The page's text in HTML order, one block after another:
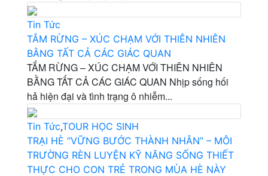
Tin Tức
TẮM RỪNG – XÚC CHẠM VỚI THIÊN NHIÊN
BẰNG TẤT CẢ CÁC GIÁC QUAN
TẮM RỪNG – XÚC CHẠM VỚI THIÊN NHIÊN
BẰNG TẤT CẢ CÁC GIÁC QUAN Nhịp sống hối
hả hiện đại và tình trạng ô nhiễm...
Tin Tức,TOUR HỌC SINH
TRẠI HÈ “VỮNG BƯỚC THÀNH NHÂN” – MÔI
TRƯỜNG RÈN LUYỆN KỸ NĂNG SỐNG THIẾT
THỰC CHO CON TRẺ TRONG MÙA HÈ NÀY